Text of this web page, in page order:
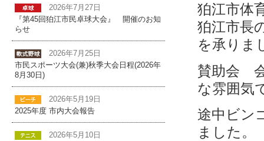
狛江市
狛江市長
を承りま
賛助会
な雰囲気
途中ビン
ました。
2026年7月27日
『第45回狛江市民卓球大会』 開催のお知
らせ
2026年7月25日
市民スポーツ大会(兼)秋季大会日程(2026年
8月30日)
2026年5月19日
2025年度 市内大会報告
2026年5月10日